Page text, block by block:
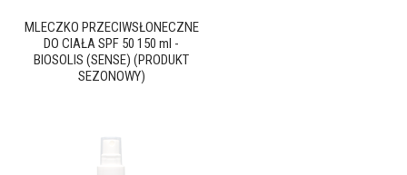
MLECZKO PRZECIWSŁONECZNE
DO CIAŁA SPF 50 150 ml -
BIOSOLIS (SENSE) (PRODUKT
SEZONOWY)